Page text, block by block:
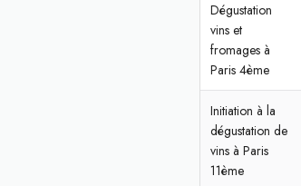
Dégustation
vins et
fromages à
Paris 4ème
Initiation à la
dégustation de
vins à Paris
11ème